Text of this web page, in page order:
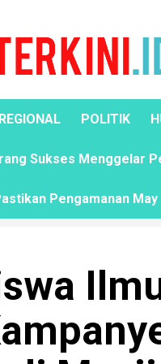
REGIONAL POLITIK
Sukses Menggelar
Pengamanan